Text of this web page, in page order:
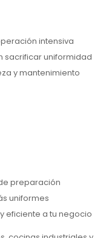
intensiva
sacrificar uniformidad
y mantenimiento
preparación
uniformes
eficiente a tu negocio